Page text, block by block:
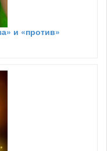
и «против»